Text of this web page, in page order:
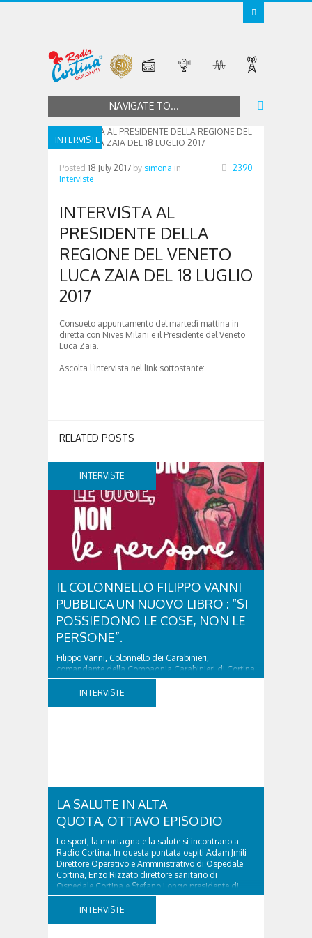
NAVIGATE TO...
INTERVISTE
Posted 18 July 2017 by simona in
Interviste
2390
INTERVISTA AL
PRESIDENTE DELLA
REGIONE DEL VENETO
LUCA ZAIA DEL 18 LUGLIO
2017
Consueto appuntamento del martedì mattina in
diretta con Nives Milani e il Presidente del Veneto
Luca Zaia.
Ascolta l’intervista nel link sottostante:
RELATED POSTS
INTERVISTE
IL COLONNELLO FILIPPO VANNI
PUBBLICA UN NUOVO LIBRO : “SI
POSSIEDONO LE COSE, NON LE
PERSONE”.
Filippo Vanni, Colonnello dei Carabinieri,
comandante della Compagnia Carabinieri di Cortina
d’Ampezzo sino al 2010, esperto di legislazione
nazionale ed europea, è l’ideatore del progetto di
INTERVISTE
LA SALUTE IN ALTA
QUOTA, OTTAVO EPISODIO
Lo sport, la montagna e la salute si incontrano a
Radio Cortina. In questa puntata ospiti Adam Jmili
Direttore Operativo e Amministrativo di Ospedale
Cortina, Enzo Rizzato direttore sanitario di
Ospedale Cortina e Stefano Longo presidente di
Fondazione Cortina. GVM Care & Research –...
INTERVISTE